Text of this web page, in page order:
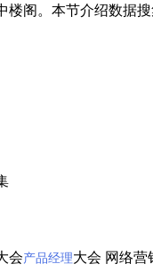
阁。本节介绍数据搜
会产品经理大会 网络营